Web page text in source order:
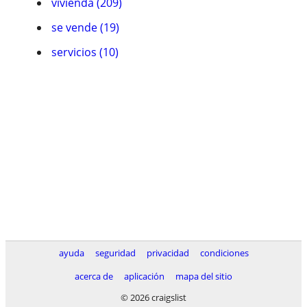
se vende (19)
servicios (10)
ayuda seguridad privacidad
condiciones
acerca de
aplicación
mapa del sitio
© 2026 craigslist